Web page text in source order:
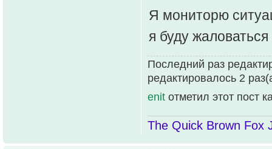
Я мониторю
я буду жаловаться
Последний раз
редактировалось 2
enit отметил этот пост
The Quick Brown Fox